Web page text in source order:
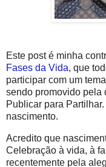
Este post é minha
Fases da Vida, que
participar com um
sendo promovido pela
Publicar para
nascimento.
Acredito que
Celebração à vida, à
recentemente pela